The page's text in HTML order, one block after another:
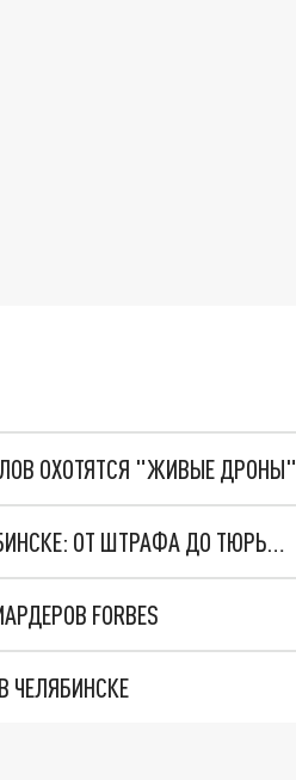
ОХОТЯТСЯ "ЖИВЫЕ ДРОНЫ"
ПОСОБНИКА НЕЛЕГАЛЬНЫХ МИГРАНТОВ БУДУТ СУДИТЬ В ЧЕЛЯБИНСКЕ: ОТ ШТРАФА ДО ТЮРЬМЫ
FORBES
ЧЕЛЯБИНСКЕ